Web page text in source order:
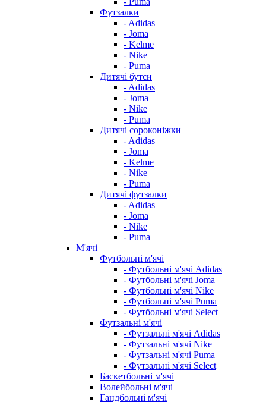
Футзалки
- Adidas
- Joma
- Kelme
- Nike
- Puma
Дитячі бутси
- Adidas
- Joma
- Nike
- Puma
Дитячі сороконіжки
- Adidas
- Joma
- Kelme
- Nike
- Puma
Дитячі футзалки
- Adidas
- Joma
- Nike
- Puma
М'ячі
Футбольні м'ячі
- Футбольні м'ячі Adidas
- Футбольні м'ячі Joma
- Футбольні м'ячі Nike
- Футбольні м'ячі Puma
- Футбольні м'ячі Select
Футзальні м'ячі
- Футзальні м'ячі Adidas
- Футзальні м'ячі Nike
- Футзальні м'ячі Puma
- Футзальні м'ячі Select
Баскетбольні м'ячі
Волейбольні м'ячі
Гандбольні м'ячі